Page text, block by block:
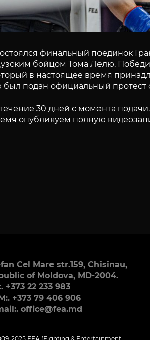
финальный поединок
бойцом Тома Лёлю.
в настоящее время
подан официальный протест
30 дней с момента подачи.
опубликуем полную
Cel Mare str.159, Chisinau,
of Moldova, MD-2004.
+373 22 233 983
+373 79 406 906
office@fea.md